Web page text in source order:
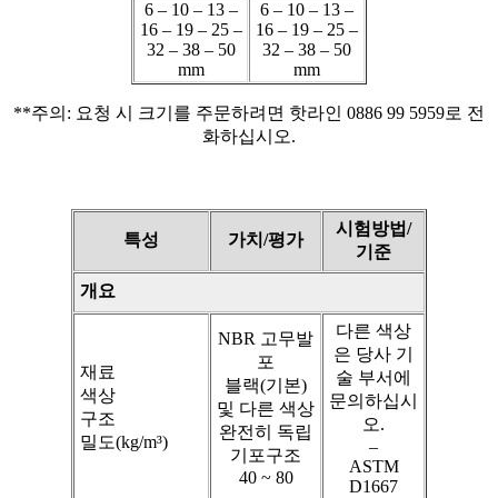
6 – 10 – 13 –
16 – 19 – 25 –
32 – 38 – 50
mm
6 – 10 – 13 –
16 – 19 – 25 –
32 – 38 – 50
mm
**주의: 요청 시 크기를 주문하려면 핫라인 0886 99 5959로 전
화하십시오.
특성 가치/평가
시험방법/
기준
개요
재료
색상
구조
밀도(kg/m³)
NBR 고무발
포
블랙(기본)
및 다른 색상
완전히 독립
기포구조
40 ~ 80
다른 색상
은 당사 기
술 부서에
문의하십시
오.
–
ASTM
D1667